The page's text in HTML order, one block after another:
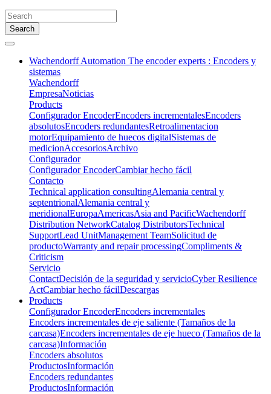
Search
Wachendorff Automation The encoder experts : Encoders y
sistemas
Wachendorff
EmpresaNoticias
Products
Configurador EncoderEncoders incrementalesEncoders
absolutosEncoders redundantesRetroalimentacion
motorEquipamiento de huecos digitalSistemas de
medicionAccesoriosArchivo
Configurador
Configurador EncoderCambiar hecho fácil
Contacto
Technical application consultingAlemania central y
septentrionalAlemania central y
meridionalEuropaAmericasAsia and PacificWachendorff
Distribution NetworkCatalog DistributorsTechnical
SupportLead UnitManagement TeamSolicitud de
productoWarranty and repair processingCompliments &
Criticism
Servicio
ContactDecisión de la seguridad y servicioCyber Resilience
ActCambiar hecho fácilDescargas
Products
Configurador EncoderEncoders incrementales
Encoders incrementales de eje saliente (Tamaños de la
carcasa)Encoders incrementales de eje hueco (Tamaños de la
carcasa)Información
Encoders absolutos
ProductosInformación
Encoders redundantes
ProductosInformación